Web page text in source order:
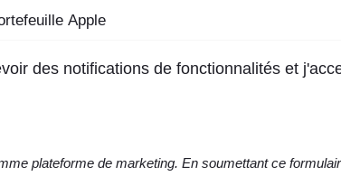
des notifications de fonctionnalités et
plateforme de marketing. En soumettant ce